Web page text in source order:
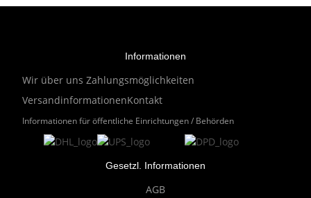
Informationen
Wir über uns Zahlungsmöglichkeiten
VersandinformationenKontakt
Informationen für öffentliche Einrichtungen / Behörden
Gesetzl. Informationen
AGB